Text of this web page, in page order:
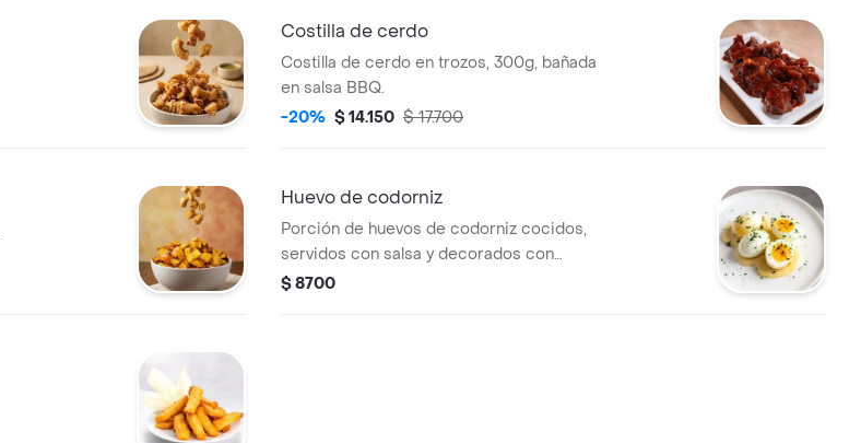
Costilla de cerdo
Costilla de cerdo en trozos, 300g, bañada
en salsa BBQ.
-20% $ 14.150 $ 17.700
Huevo de codorniz
Porción de huevos de codorniz cocidos,
servidos con salsa y decorados con
hierbas frescas.
$ 8700